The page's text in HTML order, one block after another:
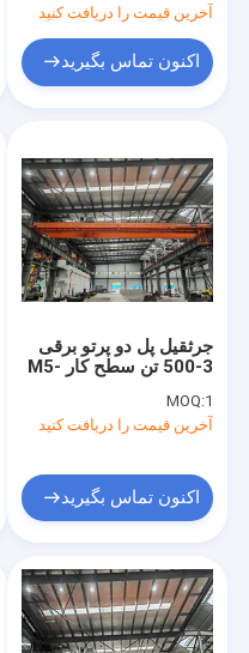
آخرین قیمت را دریافت کنید
اکنون تماس بگیرید
جرثقیل پل دو پرتو برقی
3-500 تن سطح کار M5-
MOQ:1
آخرین قیمت را دریافت کنید
اکنون تماس بگیرید